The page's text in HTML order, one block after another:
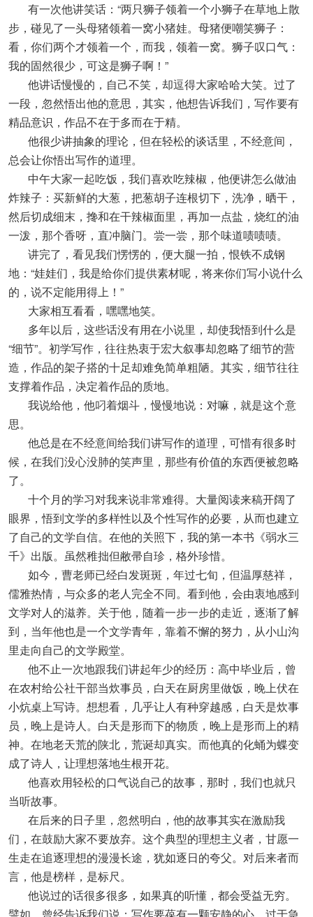
有一次他讲笑话：“两只狮子领着一个小狮子在草地上散
步，碰见了一头母猪领着一窝小猪娃。母猪便嘲笑狮子：
看，你们两个才领着一个，而我，领着一窝。狮子叹口气：
我的固然很少，可这是狮子啊！”
他讲话慢慢的，自己不笑，却逗得大家哈哈大笑。过了
一段，忽然悟出他的意思，其实，他想告诉我们，写作要有
精品意识，作品不在于多而在于精。
他很少讲抽象的理论，但在轻松的谈话里，不经意间，
总会让你悟出写作的道理。
中午大家一起吃饭，我们喜欢吃辣椒，他便讲怎么做油
炸辣子：买新鲜的大葱，把葱胡子连根切下，洗净，晒干，
然后切成细末，搀和在干辣椒面里，再加一点盐，烧红的油
一泼，那个香呀，直冲脑门。尝一尝，那个味道啧啧啧。
讲完了，看见我们愣愣的，便大腿一拍，恨铁不成钢
地：“娃娃们，我是给你们提供素材呢，将来你们写小说什么
的，说不定能用得上！”
大家相互看看，嘿嘿地笑。
多年以后，这些话没有用在小说里，却使我悟到什么是
“细节”。初学写作，往往热衷于宏大叙事却忽略了细节的营
造，作品的架子搭的十足却难免简单粗陋。其实，细节往往
支撑着作品，决定着作品的质地。
我说给他，他叼着烟斗，慢慢地说：对嘛，就是这个意
思。
他总是在不经意间给我们讲写作的道理，可惜有很多时
候，在我们没心没肺的笑声里，那些有价值的东西便被忽略
了。
十个月的学习对我来说非常难得。大量阅读来稿开阔了
眼界，悟到文学的多样性以及个性写作的必要，从而也建立
了自己的文学自信。在他的关照下，我的第一本书《弱水三
千》出版。虽然稚拙但敝帚自珍，格外珍惜。
如今，曹老师已经白发斑斑，年过七旬，但温厚慈祥，
儒雅热情，与众多的老人完全不同。看到他，会由衷地感到
文学对人的滋养。关于他，随着一步一步的走近，逐渐了解
到，当年他也是一个文学青年，靠着不懈的努力，从小山沟
里走向自己的文学殿堂。
他不止一次地跟我们讲起年少的经历：高中毕业后，曾
在农村给公社干部当炊事员，白天在厨房里做饭，晚上伏在
小炕桌上写诗。想想看，几乎让人有种穿越感，白天是炊事
员，晚上是诗人。白天是形而下的物质，晚上是形而上的精
神。在地老天荒的陕北，荒诞却真实。而他真的化蛹为蝶变
成了诗人，让理想落地生根开花。
他喜欢用轻松的口气说自己的故事，那时，我们也就只
当听故事。
在后来的日子里，忽然明白，他的故事其实在激励我
们，在鼓励大家不要放弃。这个典型的理想主义者，甘愿一
生走在追逐理想的漫漫长途，犹如逐日的夸父。对后来者而
言，他是榜样，是标尺。
他说过的话很多很多，如果真的听懂，都会受益无穷。